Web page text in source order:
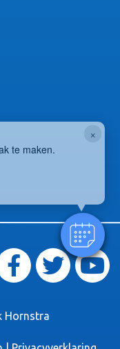
×
te maken.
Hornstra